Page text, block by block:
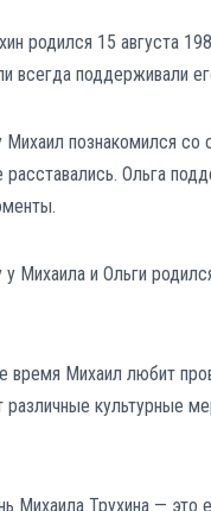
родился 15 августа
всегда поддерживали
Михаил познакомился
расставались. Ольга
у Михаила и Ольги
время Михаил любит
культурные
Михаила Трухина —